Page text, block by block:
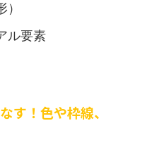
ル要素
す！色や枠線、